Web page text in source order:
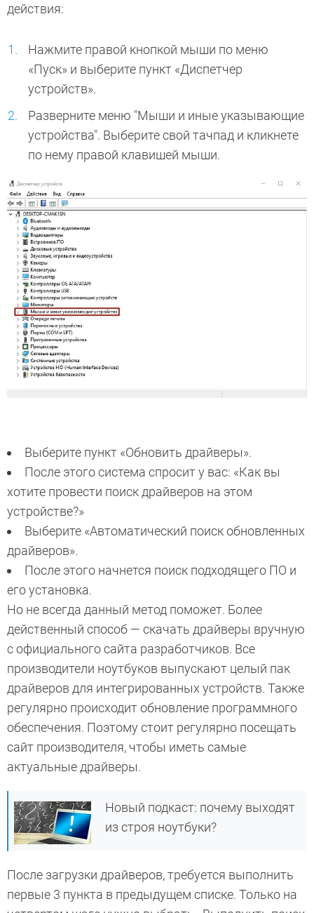
действия:
Нажмите правой кнопкой мыши по меню
«Пуск» и выберите пункт «Диспетчер
устройств».
Разверните меню "Мыши и иные указывающие
устройства". Выберите свой тачпад и кликнете
по нему правой клавишей мыши.
Выберите пункт «Обновить драйверы».
После этого система спросит у вас: «Как вы
хотите провести поиск драйверов на этом
устройстве?»
Выберите «Автоматический поиск обновленных
драйверов».
После этого начнется поиск подходящего ПО и
его установка.
Но не всегда данный метод поможет. Более
действенный способ — скачать драйверы вручную
с официального сайта разработчиков. Все
производители ноутбуков выпускают целый пак
драйверов для интегрированных устройств. Также
регулярно происходит обновление программного
обеспечения. Поэтому стоит регулярно посещать
сайт производителя, чтобы иметь самые
актуальные драйверы.
Новый подкаст: почему выходят
из строя ноутбуки?
После загрузки драйверов, требуется выполнить
первые 3 пункта в предыдущем списке. Только на